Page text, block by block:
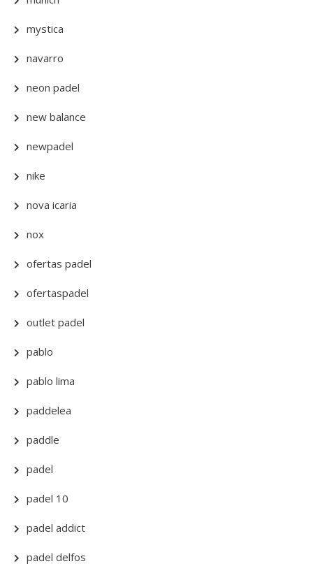
mystica
navarro
neon padel
new balance
newpadel
nike
nova icaria
nox
ofertas padel
ofertaspadel
outlet padel
pablo
pablo lima
paddelea
paddle
padel
padel 10
padel addict
padel delfos